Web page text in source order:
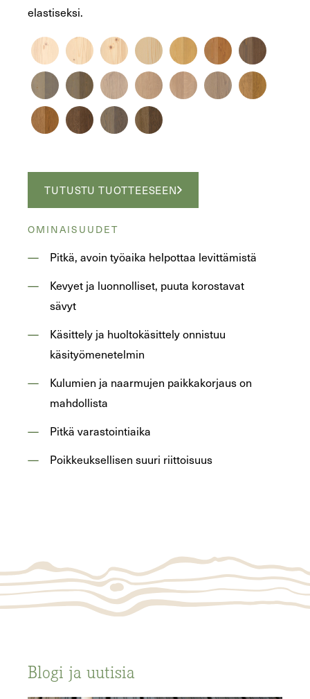
elastiseksi.
TUTUSTU TUOTTEESEEN
OMINAISUUDET
Pitkä, avoin työaika helpottaa levittämistä
Kevyet ja luonnolliset, puuta korostavat
sävyt
Käsittely ja huoltokäsittely onnistuu
käsityömenetelmin
Kulumien ja naarmujen paikkakorjaus on
mahdollista
Pitkä varastointiaika
Poikkeuksellisen suuri riittoisuus
Blogi ja uutisia